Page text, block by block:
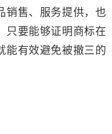
销售、服务提供，也
只要能够证明商标在
能有效避免被撤三的